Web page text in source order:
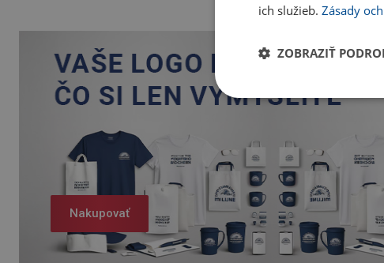
Nakupovať
ich služieb. Zásady
ZOBRAZIŤ